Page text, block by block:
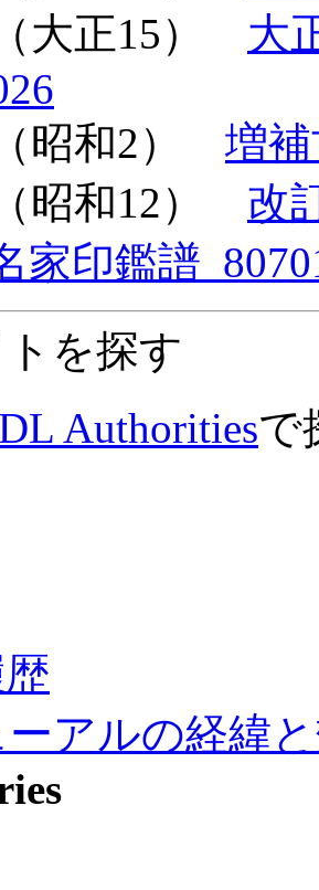
大正15） 大
昭和2） 増
昭和12） 改
家印鑑譜
を探す
Authoritiesで
ーアルの経緯